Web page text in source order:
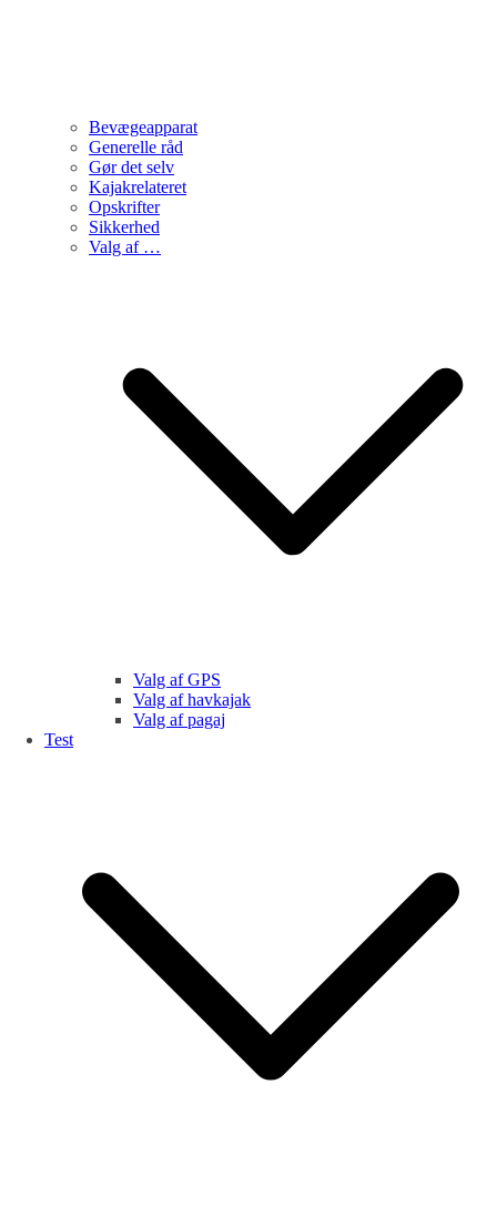
Bevægeapparat
Generelle råd
Gør det selv
Kajakrelateret
Opskrifter
Sikkerhed
Valg af …
Valg af GPS
Valg af havkajak
Valg af pagaj
Test